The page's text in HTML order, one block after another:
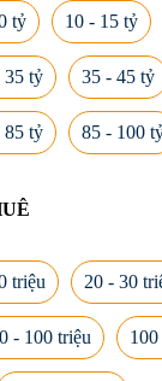
tỷ 10 - 15 tỷ
35 tỷ 35 - 45 tỷ
85 tỷ 85 - 100
triệu 20 - 30
- 100 triệu